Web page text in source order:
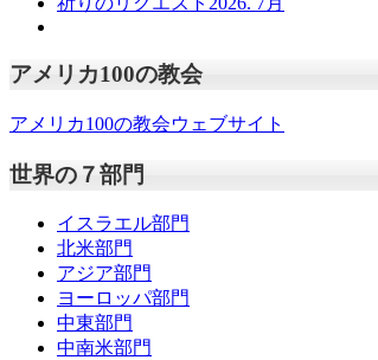
アメリカ100の教会
アメリカ100の教会ウェブサイト
世界の７部門
イスラエル部門
北米部門
アジア部門
ヨーロッパ部門
中東部門
中南米部門